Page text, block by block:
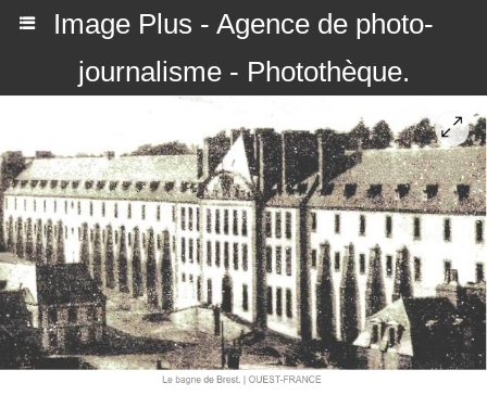
Image Plus - Agence de photo-
journalisme - Photothèque.